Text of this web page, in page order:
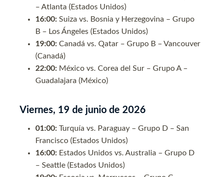
– Atlanta (Estados Unidos)
16:00: Suiza vs. Bosnia y Herzegovina – Grupo
B – Los Ángeles (Estados Unidos)
19:00: Canadá vs. Qatar – Grupo B – Vancouver
(Canadá)
22:00: México vs. Corea del Sur – Grupo A –
Guadalajara (México)
Viernes, 19 de junio de 2026
01:00: Turquía vs. Paraguay – Grupo D – San
Francisco (Estados Unidos)
16:00: Estados Unidos vs. Australia – Grupo D
– Seattle (Estados Unidos)